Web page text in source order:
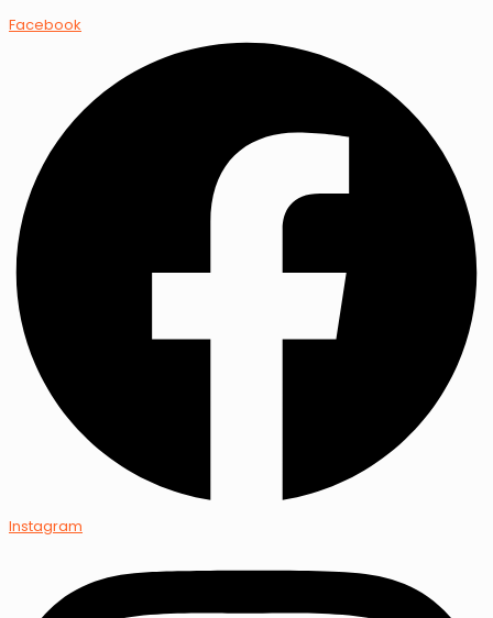
Facebook
Instagram